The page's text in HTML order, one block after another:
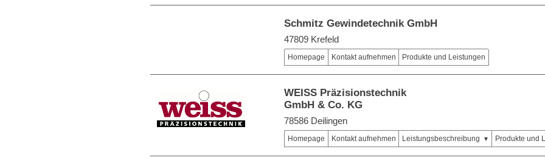
Schmitz Gewindetechnik GmbH
47809 Krefeld
Homepage Kontakt aufnehmen Produkte und Leistungen
WEISS Präzisionstechnik
GmbH & Co. KG
78586 Deilingen
Homepage Kontakt aufnehmen Leistungsbeschreibung Produkte und